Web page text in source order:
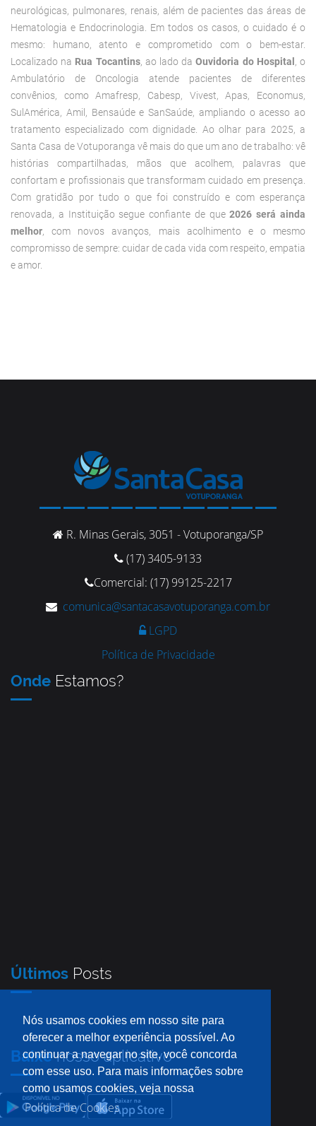
Nós usamos cookies em nosso site para
oferecer a melhor experiência possível. Ao
continuar a navegar no site, você concorda
com esse uso. Para mais informações sobre
como usamos cookies, veja nossa
Política de Cookies
neurológicas, pulmonares, renais, além de pacientes das áreas de
Hematologia e Endocrinologia. Em todos os casos, o cuidado é o
mesmo: humano, atento e comprometido com o bem-estar.
Localizado na Rua Tocantins, ao lado daOuvidoria do Hospital, o
Ambulatório de Oncologia atende pacientes de diferentes
convênios, como Amafresp, Cabesp, Vivest, Apas, Economus,
SulAmérica, Amil, Bensaúde e SanSaúde, ampliando o acesso ao
tratamento especializado com dignidade.
Ao olhar para 2025, a
Santa Casa de Votuporanga vê mais do que um ano de trabalho: vê
histórias compartilhadas, mãos que acolhem, palavras que
confortam e profissionais que transformam cuidado em presença.
Com gratidão por tudo o que foi construído e com esperança
renovada, a Instituição segue confiante de que2026 será ainda
melhor, com novos avanços, mais acolhimento e o mesmo
compromisso de sempre: cuidar de cada vida com respeito, empatia
e amor.
R. Minas Gerais, 3051 - Votuporanga/SP
(17) 3405-9133
Comercial: (17) 99125-2217
comunica@santacasavotuporanga.com.br
LGPD
Política de Privacidade
Onde Estamos?
Últimos Posts
Baixenosso aplicativo